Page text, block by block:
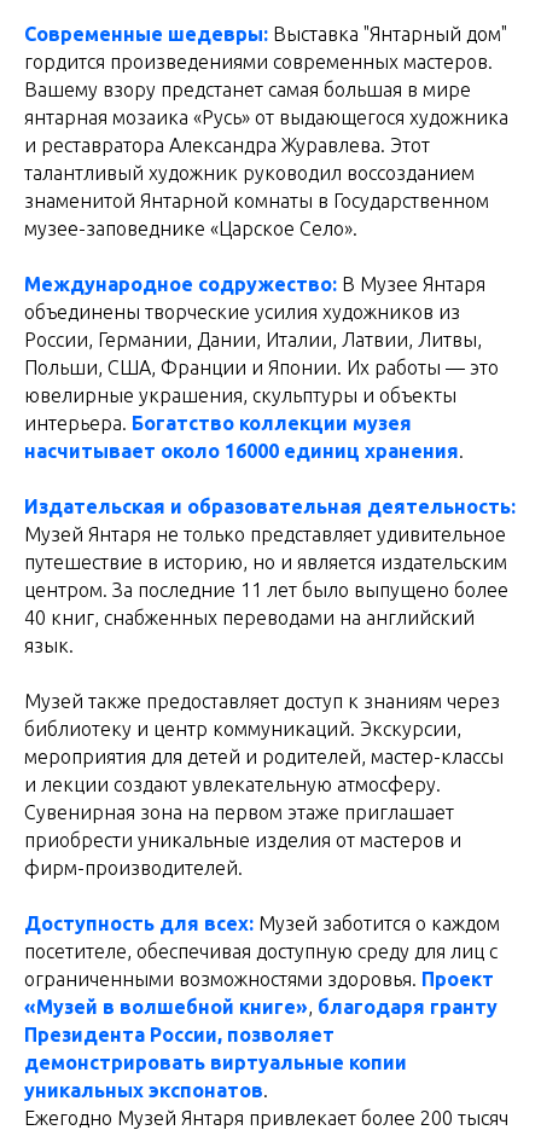
Современные шедевры: Выставка "Янтарный дом"
гордится произведениями современных мастеров.
Вашему взору предстанет самая большая в мире
янтарная мозаика «Русь» от выдающегося художника
и реставратора Александра Журавлева. Этот
талантливый художник руководил воссозданием
знаменитой Янтарной комнаты в Государственном
музее-заповеднике «Царское Село».
Международное содружество: В Музее Янтаря
объединены творческие усилия художников из
России, Германии, Дании, Италии, Латвии, Литвы,
Польши, США, Франции и Японии. Их работы — это
ювелирные украшения, скульптуры и объекты
интерьера. Богатство коллекции музея
насчитывает около 16000 единиц хранения
Издательская и образовательная деятельность:
Музей Янтаря не только представляет удивительное
путешествие в историю, но и является издательским
центром. За последние 11 лет было выпущено более
40 книг, снабженных переводами на английский
язык.
Музей также предоставляет доступ к знаниям через
библиотеку и центр коммуникаций. Экскурсии,
мероприятия для детей и родителей, мастер-классы
и лекции создают увлекательную атмосферу.
Сувенирная зона на первом этаже приглашает
приобрести уникальные изделия от мастеров и
фирм-производителей.
Доступность для всех: Музей заботится о каждом
посетителе, обеспечивая доступную среду для лиц с
ограниченными возможностями здоровья. Проект
«Музей в волшебной книге» благодаря гранту
Президента России, позволяет
демонстрировать виртуальные копии
уникальных экспонатов
Ежегодно Музей Янтаря привлекает более 200 тысяч